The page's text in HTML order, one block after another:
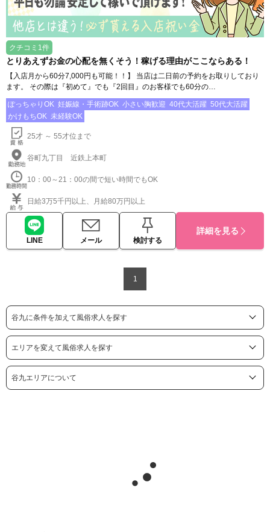
クチコミ1件
とりあえずお金の心配を無くそう！稼げる理由がここならある！
【入店月から60分7,000円も可能！！】 当店は二日前の予約をお取りしており
ます。 その際は『初めて』でも『2回目』のお客様でも60分の…
ぽっちゃりOK 妊娠線・手術跡OK 小さい胸歓迎 40代大活躍 50代大活躍
かけもちOK 未経験OK
25才 ～ 55才位まで
谷町九丁目 近鉄上本町
10：00～21：00の間で短い時間でもOK
日給3万5千円以上、月給80万円以上
LINE メール 検討する
詳細を見る
1
谷九に条件を加えて風俗求人を探す
エリアを変えて風俗求人を探す
谷九エリアについて